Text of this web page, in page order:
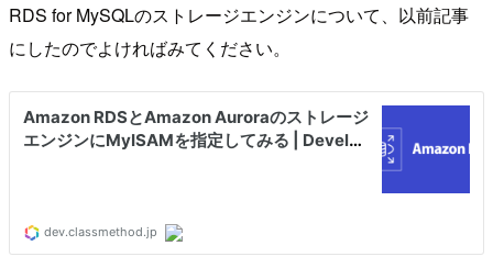
RDS for MySQLのストレージエンジンについて、以前記事
にしたのでよければみてください。